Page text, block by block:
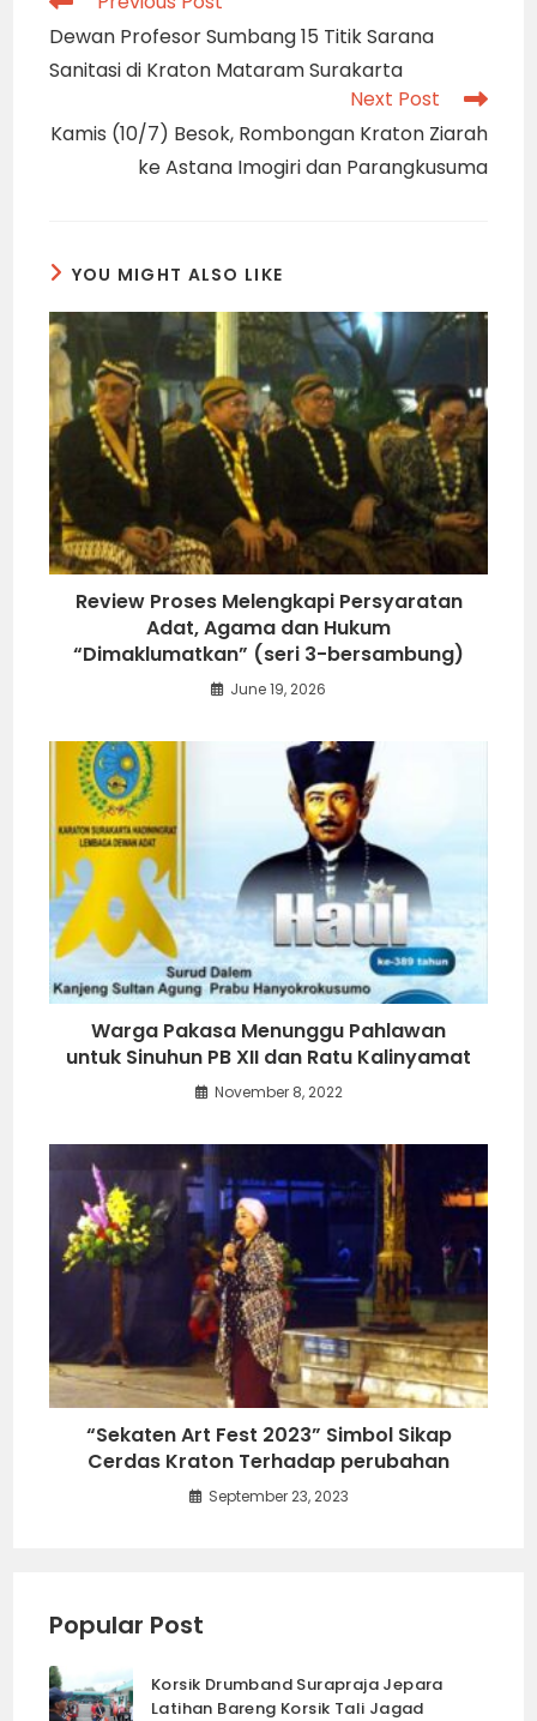
articles
Dewan Profesor Sumbang 15 Titik Sarana
Sanitasi di Kraton Mataram Surakarta
Next Post
Kamis (10/7) Besok, Rombongan Kraton Ziarah
ke Astana Imogiri dan Parangkusuma
YOU MIGHT ALSO LIKE
Review Proses Melengkapi Persyaratan
Adat, Agama dan Hukum
“Dimaklumatkan” (seri 3-bersambung)
June 19, 2026
Warga Pakasa Menunggu Pahlawan
untuk Sinuhun PB XII dan Ratu Kalinyamat
November 8, 2022
“Sekaten Art Fest 2023” Simbol Sikap
Cerdas Kraton Terhadap perubahan
September 23, 2023
Popular Post
Korsik Drumband Surapraja Jepara
Latihan Bareng Korsik Tali Jagad